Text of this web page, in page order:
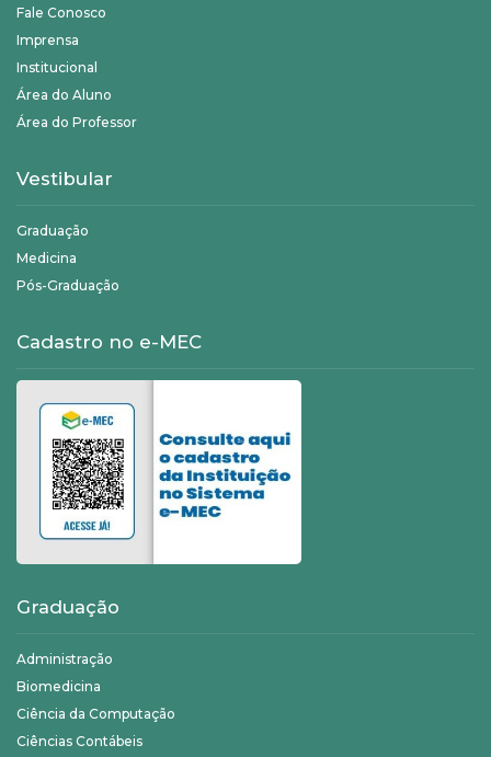
Fale Conosco
Imprensa
Institucional
Área do Aluno
Área do Professor
Vestibular
Graduação
Medicina
Pós-Graduação
Cadastro no e-MEC
Graduação
Administração
Biomedicina
Ciência da Computação
Ciências Contábeis